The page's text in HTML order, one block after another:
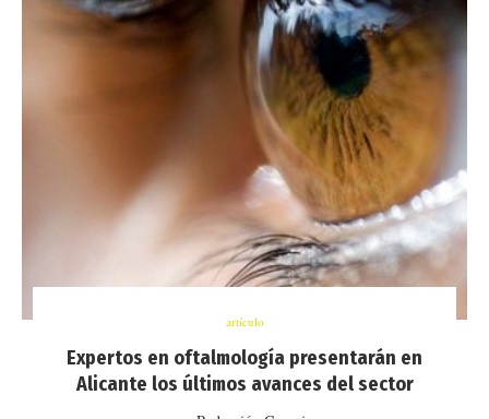
artículo
Expertos en oftalmología presentarán en
Alicante los últimos avances del sector